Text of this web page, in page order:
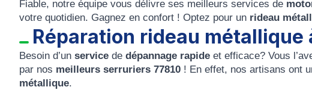
Fiable, notre équipe vous délivre ses meilleurs services de
votre quotidien. Gagnez en confort ! Optez pour un rideau
Réparation rideau métallique
Besoin d’un service de dépannage rapide et efficace? Vous
par nos meilleurs serruriers 77810 ! En effet, nos artisans ont
métallique.